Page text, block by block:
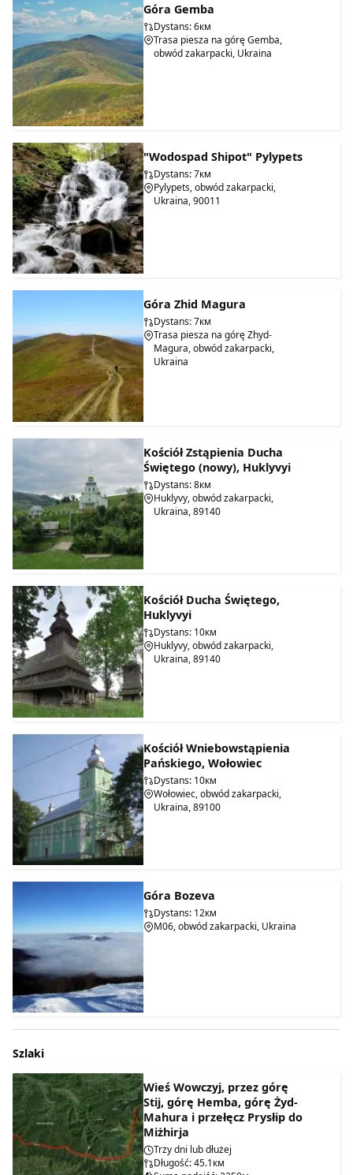
Góra Gemba
Dystans: 6км
Trasa piesza na górę Gemba,
obwód zakarpacki, Ukraina
"Wodospad Shipot" Pylypets
Dystans: 7км
Pylypets, obwód zakarpacki,
Ukraina, 90011
Góra Zhid Magura
Dystans: 7км
Trasa piesza na górę Zhyd-
Magura, obwód zakarpacki,
Ukraina
Kościół Zstąpienia Ducha
Świętego (nowy), Huklyvyi
Dystans: 8км
Huklyvy, obwód zakarpacki,
Ukraina, 89140
Kościół Ducha Świętego,
Huklyvyi
Dystans: 10км
Huklyvy, obwód zakarpacki,
Ukraina, 89140
Kościół Wniebowstąpienia
Pańskiego, Wołowiec
Dystans: 10км
Wołowiec, obwód zakarpacki,
Ukraina, 89100
Góra Bozeva
Dystans: 12км
M06, obwód zakarpacki, Ukraina
Szlaki
Wieś Wowczyj, przez górę
Stij, górę Hemba, górę Żyd-
Mahura i przełęcz Prysłip do
Miżhirja
Trzy dni lub dłużej
Długość: 45.1км